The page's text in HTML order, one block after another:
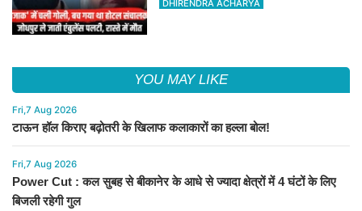
DHIRENDRA ACHARYA
YOU MAY LIKE
Fri,7 Aug 2026
टाऊन हॉल किराए बढ़ोतरी के खिलाफ कलाकारों का हल्ला बोल!
Fri,7 Aug 2026
Power Cut : कल सुबह से बीकानेर के आधे से ज्यादा क्षेत्रों में 4 घंटों के लिए
बिजली रहेगी गुल